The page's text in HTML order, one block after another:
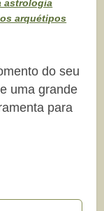
astrologia
arquétipos
do seu
uma grande
para